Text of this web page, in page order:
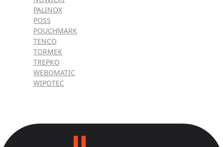
PALINOX
POSS
POUCHMARK
TENCO
TORMEK
TREPKO
WEBOMATIC
WIPOTEC